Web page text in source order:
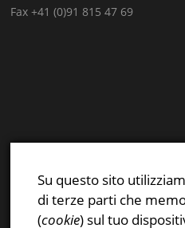
Fax +41 (0)91 815 47 69
Instagram
Privacy & Cookies Policy
Su questo sito
di terze parti che
(cookie) sul tuo